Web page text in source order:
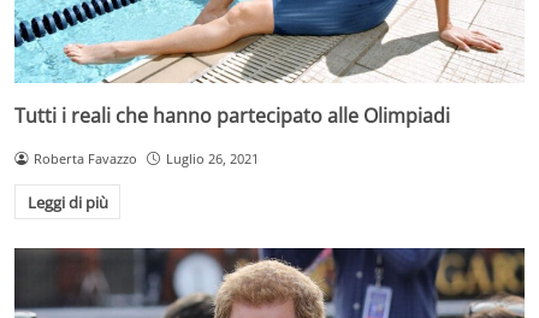
Tutti i reali che hanno partecipato alle Olimpiadi
Roberta Favazzo Luglio 26, 2021
Leggi di più